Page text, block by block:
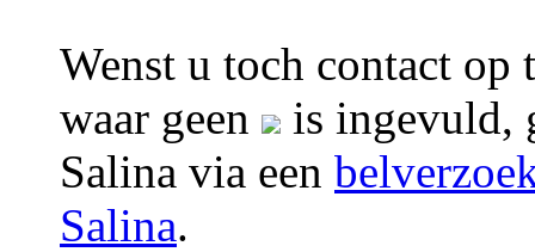
Wenst u toch contact op
waar geen
is ingevuld,
Salina via een
Salina.